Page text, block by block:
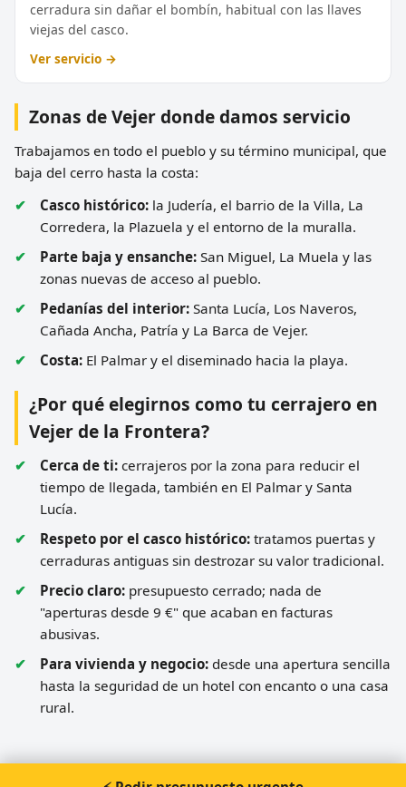
cerradura sin dañar el bombín, habitual con las llaves
viejas del casco.
Ver servicio →
Zonas de Vejer donde damos servicio
Trabajamos en todo el pueblo y su término municipal, que
baja del cerro hasta la costa:
Casco histórico: la Judería, el barrio de la Villa, La
Corredera, la Plazuela y el entorno de la muralla.
Parte baja y ensanche: San Miguel, La Muela y las
zonas nuevas de acceso al pueblo.
Pedanías del interior: Santa Lucía, Los Naveros,
Cañada Ancha, Patría y La Barca de Vejer.
Costa: El Palmar y el diseminado hacia la playa.
¿Por qué elegirnos como tu cerrajero en
Vejer de la Frontera?
Cerca de ti: cerrajeros por la zona para reducir el
tiempo de llegada, también en El Palmar y Santa
Lucía.
Respeto por el casco histórico: tratamos puertas y
cerraduras antiguas sin destrozar su valor tradicional.
Precio claro: presupuesto cerrado; nada de
"aperturas desde 9 €" que acaban en facturas
abusivas.
Para vivienda y negocio: desde una apertura sencilla
hasta la seguridad de un hotel con encanto o una casa
rural.